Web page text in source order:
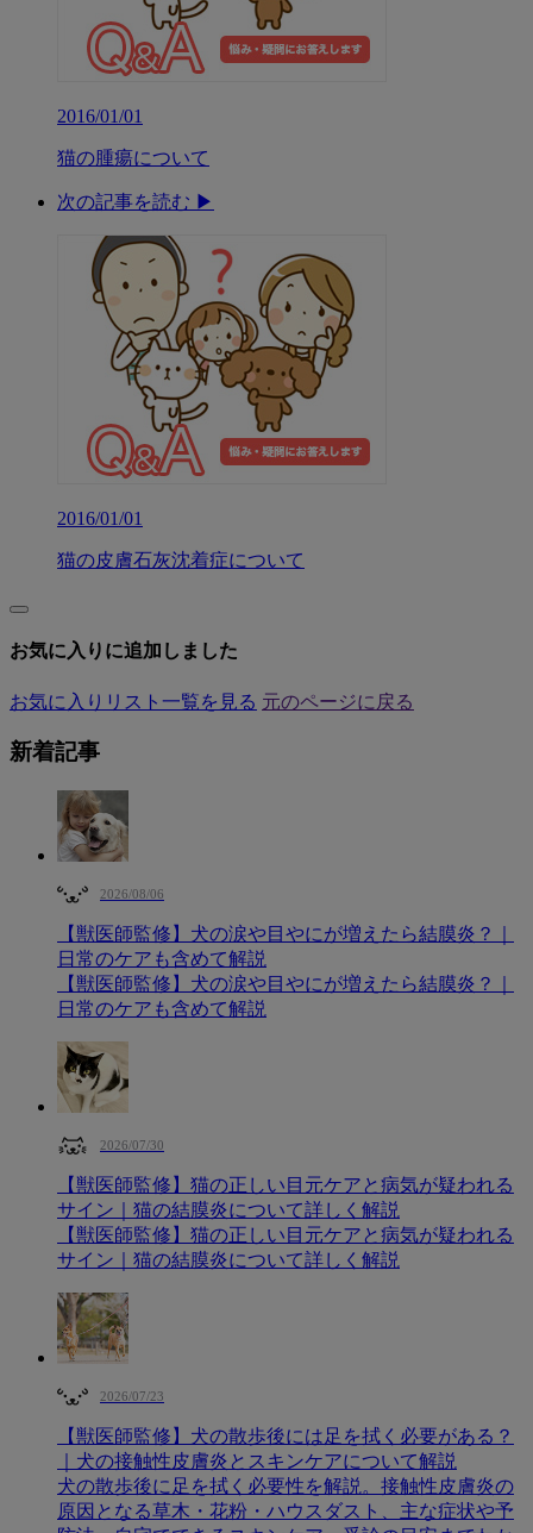
2016/01/01
猫の腫瘍について
次の記事を読む ▶︎
2016/01/01
猫の皮膚石灰沈着症について
お気に入りに追加しました
お気に入りリスト一覧を見る 元のページに戻る
新着記事
2026/08/06
【獣医師監修】犬の涙や目やにが増えたら結膜炎？｜
日常のケアも含めて解説
【獣医師監修】犬の涙や目やにが増えたら結膜炎？｜
日常のケアも含めて解説
2026/07/30
【獣医師監修】猫の正しい目元ケアと病気が疑われる
サイン｜猫の結膜炎について詳しく解説
【獣医師監修】猫の正しい目元ケアと病気が疑われる
サイン｜猫の結膜炎について詳しく解説
2026/07/23
【獣医師監修】犬の散歩後には足を拭く必要がある？
｜犬の接触性皮膚炎とスキンケアについて解説
犬の散歩後に足を拭く必要性を解説。接触性皮膚炎の
原因となる草木・花粉・ハウスダスト、主な症状や予